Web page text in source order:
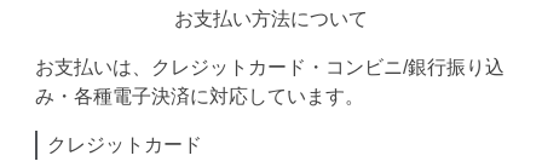
お支払い方法について
お支払いは、クレジットカード・コンビニ/銀行振り込
み・各種電子決済に対応しています。
クレジットカード